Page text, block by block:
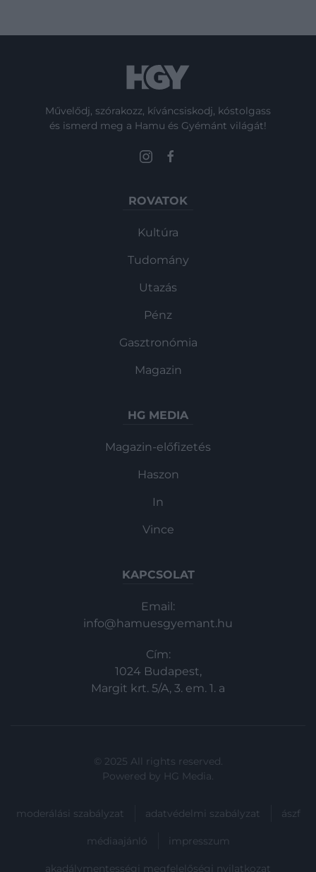
Művelődj, szórakozz, kíváncsiskodj, kóstolgass
és ismerd meg a Hamu és Gyémánt világát!
ROVATOK
Kultúra
Tudomány
Utazás
Pénz
Gasztronómia
Magazin
HG MEDIA
Magazin-előfizetés
Haszon
In
Vince
KAPCSOLAT
Email:
info@hamuesgyemant.hu
Cím:
1024 Budapest,
Margit krt. 5/A, 3. em. 1. a
© 2025 All rights reserved.
Powered by HG Media.
moderálási szabályzat adatvédelmi szabályzat ászf
médiaajánló impresszum
akadálymentességi megfelelőségi nyilatkozat